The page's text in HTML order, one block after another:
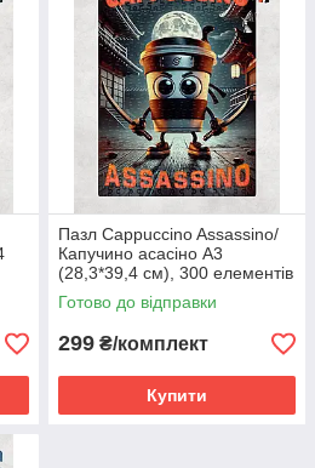
Пазл Cappuccino Assassino/
Капучино асасіно А3
(28,3*39,4 см), 300 елементів
Готово до відправки
299 ₴/комплект
Купити